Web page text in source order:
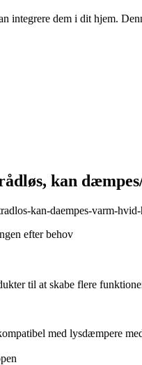
integrere dem i dit hjem.
kan
kan-daempes-varm-
efter behov
til at skabe flere
med lysdæmpere